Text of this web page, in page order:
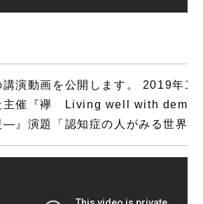
講演動画を公開します。 2019年1
主催『襷 Living well with
―』演題「認知症の人がみる世界